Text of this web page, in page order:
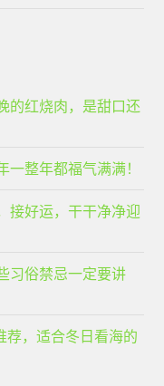
的红烧肉，是甜口还
整年都福气满满！
接好运，干干净净迎
习俗禁忌一定要讲
荐，适合冬日看海的